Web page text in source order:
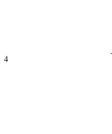
4